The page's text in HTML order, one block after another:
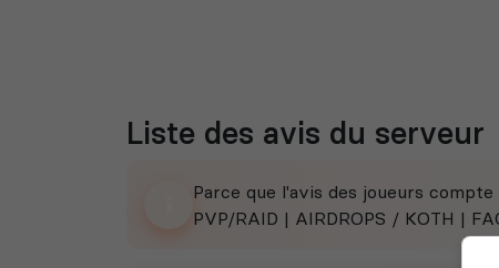
Liste des avis du serveur
Parce que l'avis des joueurs compte
PVP/RAID | AIRDROPS / KOTH |